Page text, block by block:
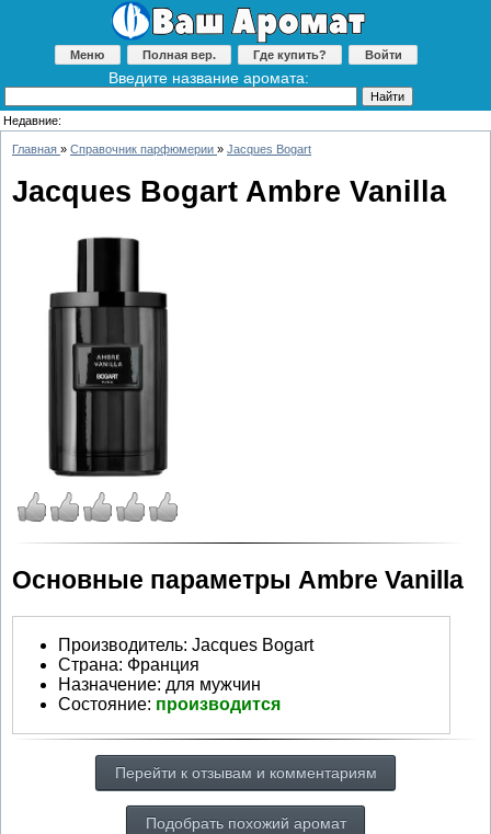
Меню Полная вер. Где купить? Войти
Введите название аромата:
Недавние:
Главная » Справочник парфюмерии » Jacques Bogart
Jacques Bogart Ambre Vanilla
Основные параметры Ambre Vanilla
Производитель: Jacques Bogart
Страна: Франция
Назначение: для мужчин
Состояние: производится
Перейти к отзывам и комментариям
Подобрать похожий аромат